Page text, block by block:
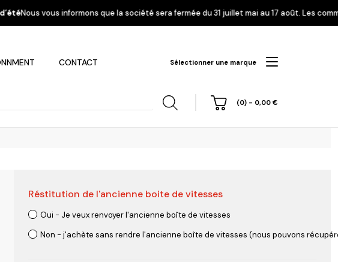
que la société sera fermée du 31 juillet mai au 17 août. Les commandes
CONTACT
(0) - 0,00 €
Sélectionner une marque
Mitsubishi Nissan Opel Peugeot
Réstitution de l'ancienne boite de vitesses
Oui - Je veux renvoyer l'ancienne boîte de vitesses
Non - j'achète sans rendre l'ancienne boîte de vitesses (nous pouvons